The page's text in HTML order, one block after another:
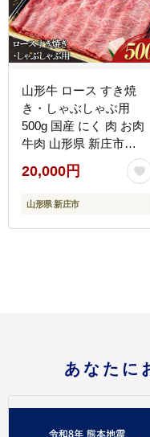
山形牛 ロース すき焼
き・しゃぶしゃぶ用
500g 国産 にく 肉 お肉
牛肉 山形県 新庄市
F3S-2271
20,000円
山形県 新庄市
あなたに